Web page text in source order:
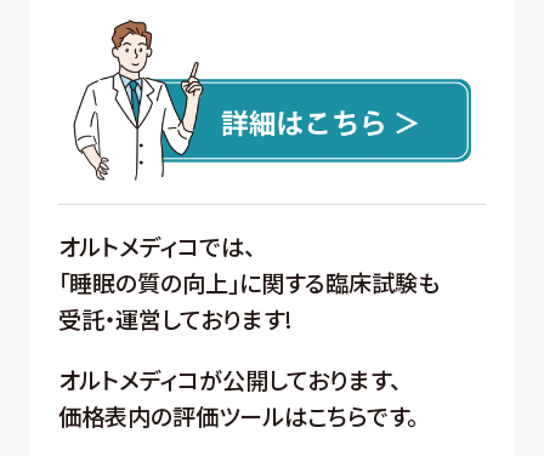
オルトメディコでは、
「睡眠の質の向上」に関する臨床試験も
受託・運営しております!
オルトメディコが公開しております、
価格表内の評価ツールはこちらです。